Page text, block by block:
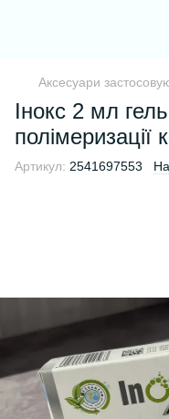
Аксесуари
Інокс 2 мл
полімеризації
Артикул: 2541697553